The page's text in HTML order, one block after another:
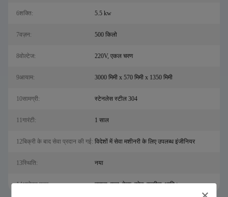
6शक्ति: 5.5 kw
7वज़न: 500 किलो
8वोल्टेज: 220V, एकल चरण
9आयाम: 3000 मिमी x 570 मिमी x 1350 मिमी
10सामग्री: स्टेनलेस स्टील 304
11गारंटी: 1 साल
12बिक्री के बाद सेवा प्रदान की गई: विदेशों में सेवा मशीनरी के लिए उपलब्ध इंजीनियर
13स्थि‍ति: नया
14आवेदन पत्र: नाश्ता, फल, केक, ब्रेड, कुकीज़, आदि।